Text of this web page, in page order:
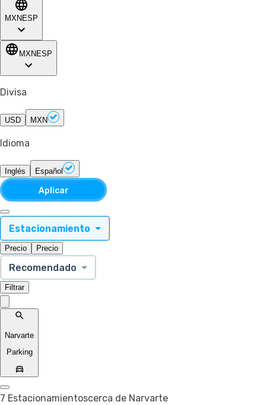
MXN ESP
MXN ESP
Divisa
USD MXN
Idioma
Inglés Español
Aplicar
Estacionamiento
Precio Precio
Recomendado
Filtrar
Narvarte
Parking
7 Estacionamientoscerca de Narvarte